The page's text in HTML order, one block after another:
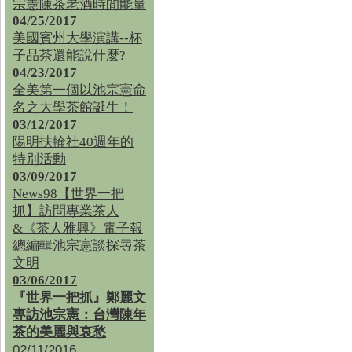
宗憲陳茶老酒時間能量
04/25/2017
美國賓州大學演講--杯
子品茶還能說什麼?
04/23/2017
全美第一個以池宗憲命
名之大學茶館誕生！
03/12/2017
陽明扶輪社40週年的
特別活動
03/09/2017
News98【世界一把
抓】訪問專業茶人
&《茶人雅興》電子報
總編輯池宗憲談探尋茶
文明
03/06/2017
『世界一把抓』鄭麗文
專訪池宗憲：台灣陳年
茶的美麗與哀愁